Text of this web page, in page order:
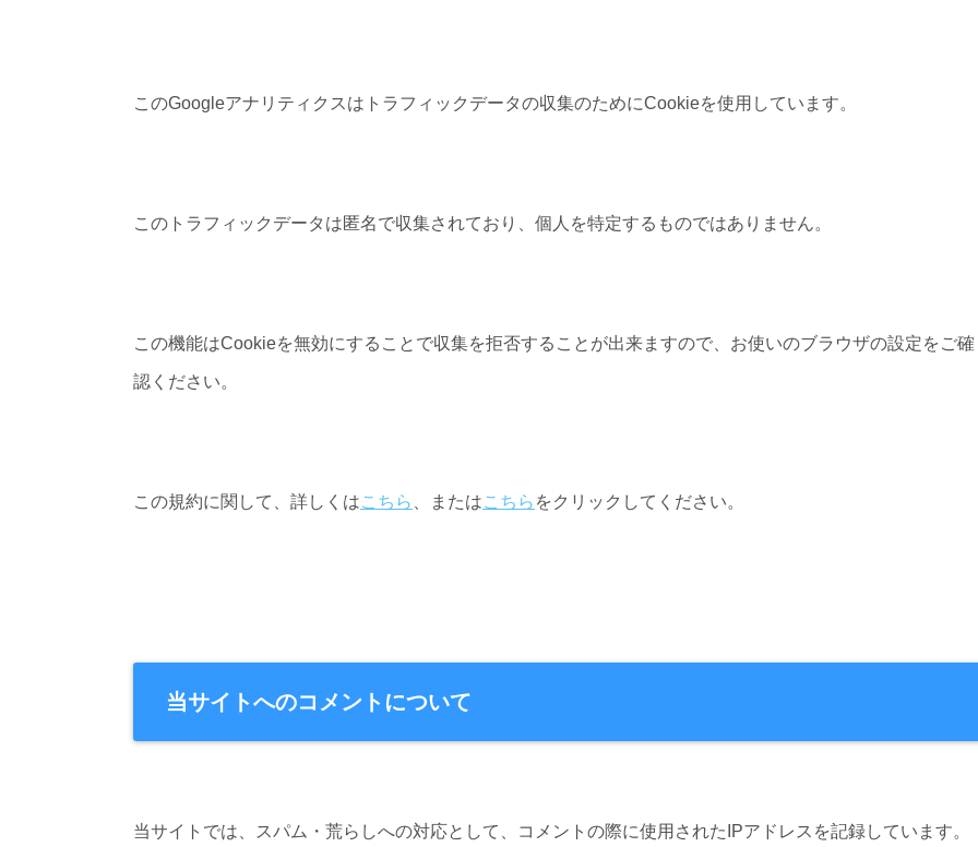
このGoogleアナリティクスはトラフィックデータの収集のためにCookieを使用しています。
このトラフィックデータは匿名で収集されており、個人を特定するものではありません。
この機能はCookieを無効にすることで収集を拒否することが出来ますので、お使いのブラウザの設定をご確
認ください。
この規約に関して、詳しくはこちら 、またはこちら をクリックしてください。
当サイトへのコメントについて
当サイトでは、スパム・荒らしへの対応として、コメントの際に使用されたIPアドレスを記録しています。